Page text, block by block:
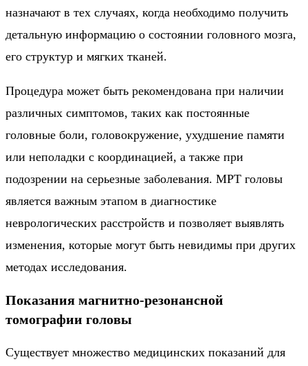
назначают в тех случаях, когда необходимо получить
детальную информацию о состоянии головного мозга,
его структур и мягких тканей.
Процедура может быть рекомендована при наличии
различных симптомов, таких как постоянные
головные боли, головокружение, ухудшение памяти
или неполадки с координацией, а также при
подозрении на серьезные заболевания. МРТ головы
является важным этапом в диагностике
неврологических расстройств и позволяет выявлять
изменения, которые могут быть невидимы при других
методах исследования.
Показания магнитно-резонансной
томографии головы
Существует множество медицинских показаний для